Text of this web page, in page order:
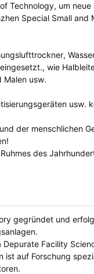
Technology, um
Special Small and
wie
Malen usw.
usw.
der menschlichen
des
gegründet und
Facility
auf Forschung